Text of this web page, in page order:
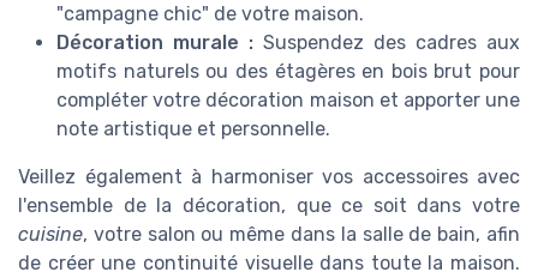
"campagne chic" de votre maison.
Décoration murale : Suspendez des cadres aux
motifs naturels ou des étagères en bois brut pour
compléter votre décoration maison et apporter une
note artistique et personnelle.
Veillez également à harmoniser vos accessoires avec
l'ensemble de la décoration, que ce soit dans votre
cuisine, votre salon ou même dans la salle de bain, afin
de créer une continuité visuelle dans toute la maison.